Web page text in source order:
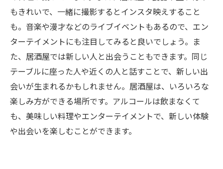
もきれいで、一緒に撮影するとインスタ映えすること
も。音楽や漫才などのライブイベントもあるので、エン
ターテイメントにも注目してみると良いでしょう。ま
た、居酒屋では新しい人と出会うこともできます。同じ
テーブルに座った人や近くの人と話すことで、新しい出
会いが生まれるかもしれません。居酒屋は、いろいろな
楽しみ方ができる場所です。アルコールは飲まなくて
も、美味しい料理やエンターテイメントで、新しい体験
や出会いを楽しむことができます。